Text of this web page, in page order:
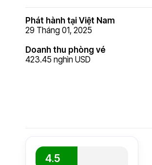
Phát hành tại Việt Nam
29 Tháng 01, 2025
Doanh thu phòng vé
423.45 nghìn USD
4.5